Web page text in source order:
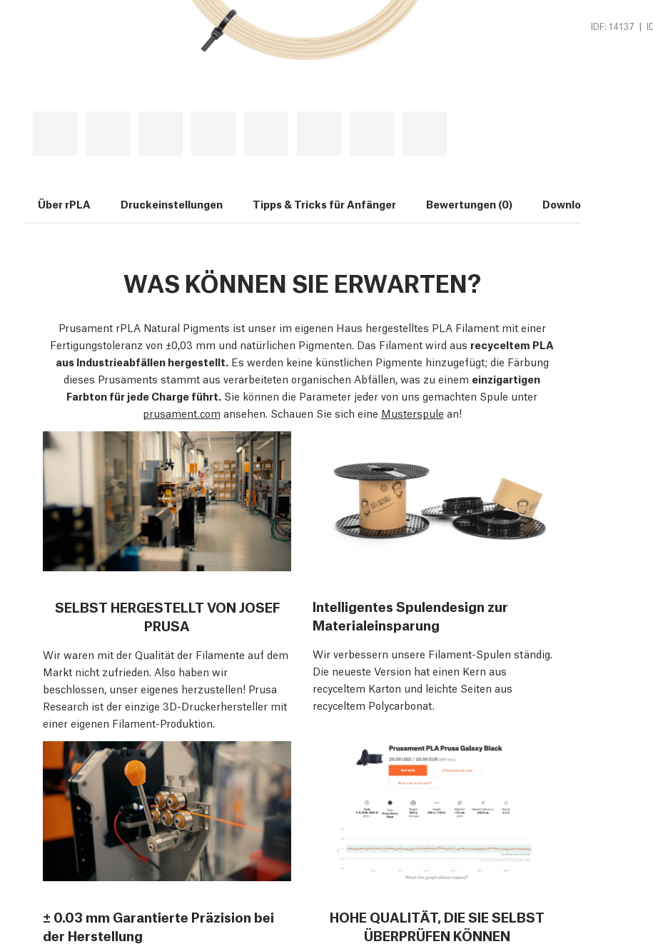
IDF: 14137 |
Über rPLA Druckeinstellungen Tipps & Tricks für Anfänger Bewertungen (0) Downloads (7)
WAS KÖNNEN SIE ERWARTEN?
Prusament rPLA Natural Pigments ist unser im eigenen Haus hergestelltes PLA Filament mit einer
Fertigungstoleranz von ±0,03 mm und natürlichen Pigmenten. Das Filament wird aus recyceltem PLA
aus Industrieabfällen hergestellt.Es werden keine künstlichen Pigmente hinzugefügt; die Färbung
dieses Prusaments stammt aus verarbeiteten organischen Abfällen, was zu einem einzigartigen
Farbton für jede Charge führt. Sie können die Parameter jeder von uns gemachten Spule unter
prusament.com ansehen. Schauen Sie sich eine Musterspule an!
SELBST HERGESTELLT VON JOSEF
PRUSA
Wir waren mit der Qualität der Filamente auf dem
Markt nicht zufrieden. Also haben wir
beschlossen, unser eigenes herzustellen! Prusa
Research ist der einzige 3D-Druckerhersteller mit
einer eigenen Filament-Produktion.
Intelligentes Spulendesign zur
Materialeinsparung
Wir verbessern unsere Filament-Spulen ständig.
Die neueste Version hat einen Kern aus
recyceltem Karton und leichte Seiten aus
recyceltem Polycarbonat.
± 0.03 mm Garantierte Präzision bei
der Herstellung
HOHE QUALITÄT, DIE SIE SELBST
ÜBERPRÜFEN KÖNNEN